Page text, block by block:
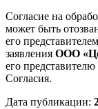
Согласие на
может быть
его
заявления ООО
его
Согласия.
Дата публикации: